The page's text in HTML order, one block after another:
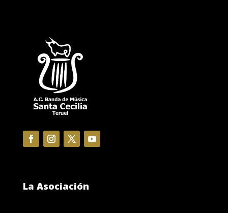
La Asociación